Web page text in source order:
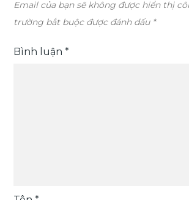
Email của bạn sẽ không được hiển thị
trường bắt buộc được đánh dấu *
Bình luận*